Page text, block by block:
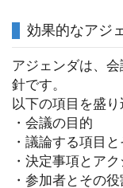
効果的なアジ
アジェンダは、
針です。
以下の項目を盛り
・会議の目的
・議論する項目
・決定事項とア
・参加者とその役